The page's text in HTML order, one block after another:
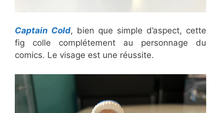
Captain Cold, bien que simple d’aspect, cette
fig colle complétement au personnage du
comics. Le visage est une réussite.